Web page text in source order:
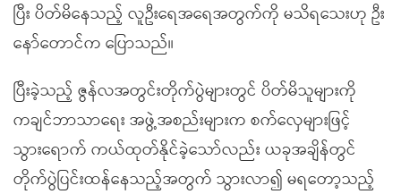
ပြီး ပိတ်မိနေသည့် လူဦးရေအရေအတွက်ကို မသိရသေးဟု ဦး
နော်တောင်က ပြောသည်။
ပြီးခဲ့သည့် ဇွန်လအတွင်းတိုက်ပွဲများတွင် ပိတ်မိသူများကို
ကချင်ဘာသာရေး အဖွဲ့အစည်းများက စက်လှေများဖြင့်
သွားရောက် ကယ်ထုတ်နိုင်ခဲ့သော်လည်း ယခုအချိန်တွင်
တိုက်ပွဲပြင်းထန်နေသည့်အတွက် သွားလာ၍ မရတော့သည့်